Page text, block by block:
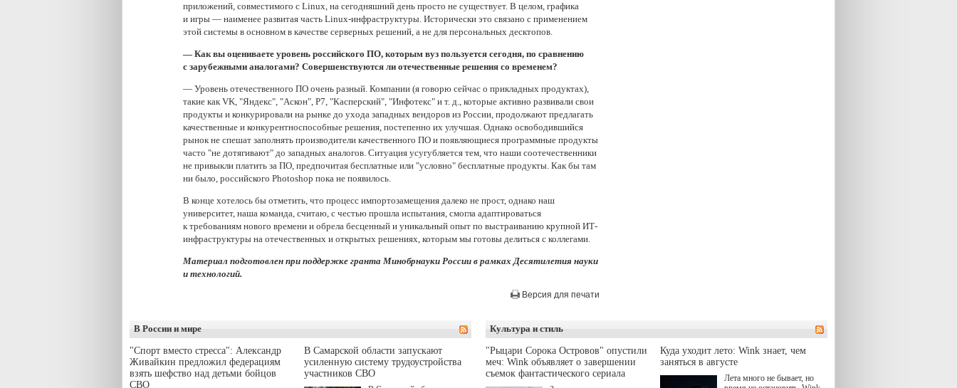
приложений, совместимого с Linux, на сегодняшний день просто не существует. В целом, графика
и игры — наименее развитая часть Linux-инфраструктуры. Исторически это связано с применением
этой системы в основном в качестве серверных решений, а не для персональных десктопов.
— Как вы оцениваете уровень российского ПО, которым вуз пользуется сегодня, по сравнению
с зарубежными аналогами? Совершенствуются ли отечественные решения со временем?
— Уровень отечественного ПО очень разный. Компании (я говорю сейчас о прикладных продуктах),
такие как VK, "Яндекс", "Аскон", Р7, "Касперский", "Инфотекс" и т. д., которые активно развивали свои
продукты и конкурировали на рынке до ухода западных вендоров из России, продолжают предлагать
качественные и конкурентноспособные решения, постепенно их улучшая. Однако освободившийся
рынок не спешат заполнять производители качественного ПО и появляющиеся программные продукты
часто "не дотягивают" до западных аналогов. Ситуация усугубляется тем, что наши соотечественники
не привыкли платить за ПО, предпочитая бесплатные или "условно" бесплатные продукты. Как бы там
ни было, российского Photoshop пока не появилось.
В конце хотелось бы отметить, что процесс импортозамещения далеко не прост, однако наш
университет, наша команда, считаю, с честью прошла испытания, смогла адаптироваться
к требованиям нового времени и обрела бесценный и уникальный опыт по выстраиванию крупной ИТ-
инфраструктуры на отечественных и открытых решениях, которым мы готовы делиться с коллегами.
Материал подготовлен при поддержке гранта Минобрнауки России в рамках Десятилетия науки
и технологий.
Версия для печати
В России и мире
"Спорт вместо стресса": Александр
Живайкин предложил федерациям
взять шефство над детьми бойцов
СВО
В Самарской области запускают
усиленную систему трудоустройства
участников СВО
Культура и стиль
"Рыцари Сорока Островов" опустили
меч: Wink объявляет о завершении
съемок фантастического сериала
Куда уходит лето: Wink знает, чем
заняться в августе
Лета много не бывает, но